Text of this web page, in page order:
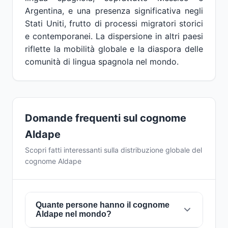
Argentina, e una presenza significativa negli
Stati Uniti, frutto di processi migratori storici
e contemporanei. La dispersione in altri paesi
riflette la mobilità globale e la diaspora delle
comunità di lingua spagnola nel mondo.
Domande frequenti sul cognome
Aldape
Scopri fatti interessanti sulla distribuzione globale del
cognome Aldape
Quante persone hanno il cognome
Aldape nel mondo?